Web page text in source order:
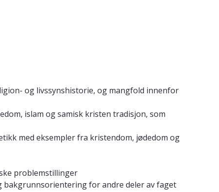
og livssynshistorie, og mangfold innenfor
islam og samisk kristen tradisjon, som
med eksempler fra kristendom, jødedom og
problemstillinger
for andre deler av faget